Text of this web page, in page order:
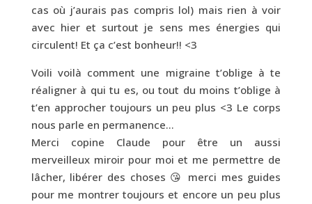
cas où j’aurais pas compris lol) mais rien à voir
avec hier et surtout je sens mes énergies qui
circulent! Et ça c’est bonheur!! <3
Voili voilà comment une migraine t’oblige à te
réaligner à qui tu es, ou tout du moins t’oblige à
t’en approcher toujours un peu plus <3 Le corps
nous parle en permanence…
Merci copine Claude pour être un aussi
merveilleux miroir pour moi et me permettre de
lâcher, libérer des choses 😘 merci mes guides
pour me montrer toujours et encore un peu plus